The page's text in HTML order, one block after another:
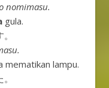
nomimasu.
gula.
mematikan lampu.